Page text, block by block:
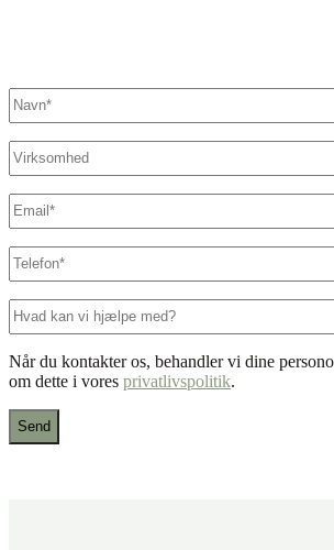
Navn *
Virksomhed
E-
mail*
Telefon*
Hvad
kan
hjælpe
med?
Når du kontakter os, behandler vi dine
om dette i vores privatlivspolitik.